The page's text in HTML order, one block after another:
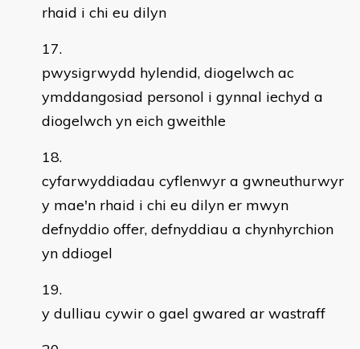
rhaid i chi eu dilyn
pwysigrwydd hylendid, diogelwch ac
ymddangosiad personol i gynnal iechyd a
diogelwch yn eich gweithle
cyfarwyddiadau cyflenwyr a gwneuthurwyr
y mae'n rhaid i chi eu dilyn er mwyn
defnyddio offer, defnyddiau a chynhyrchion
yn ddiogel
y dulliau cywir o gael gwared ar wastraff